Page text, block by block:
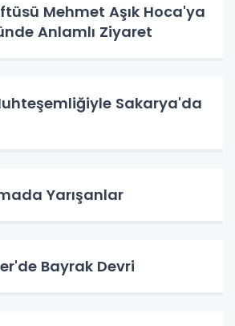
Mehmet Aşık Hoca'ya
Anlamlı Ziyaret
Sakarya'da
Yarışanlar
Bayrak Devri